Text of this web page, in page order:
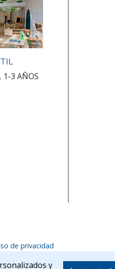
1-3 AÑOS
de privacidad
alcaldia@villatuerta.es
y